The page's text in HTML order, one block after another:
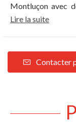
Montluçon avec
Lire la suite
Contacter